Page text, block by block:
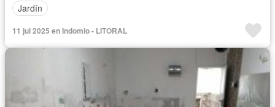
Jardín
11 jul 2025 en Indomio - LITORAL